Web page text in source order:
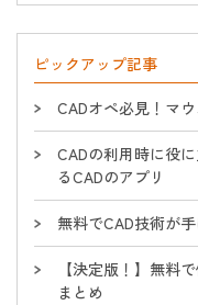
ピックアップ記事
CADオペ必見！マ
CADの利用時に役
るCADのアプリ
無料でCAD技術が
【決定版！】無料
まとめ